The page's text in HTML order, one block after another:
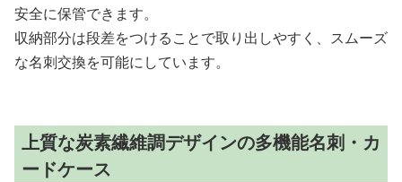
安全に保管できます。
収納部分は段差をつけることで取り出しやすく、スムーズ
な名刺交換を可能にしています。
上質な炭素繊維調デザインの多機能名刺・カ
ードケース